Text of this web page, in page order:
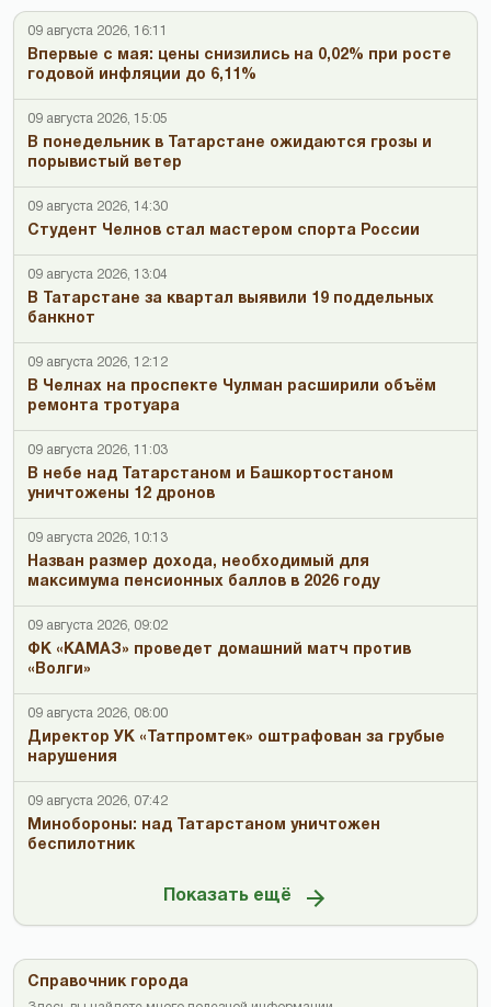
09 августа 2026, 16:11
Впервые с мая: цены снизились на 0,02% при росте
годовой инфляции до 6,11%
09 августа 2026, 15:05
В понедельник в Татарстане ожидаются грозы и
порывистый ветер
09 августа 2026, 14:30
Студент Челнов стал мастером спорта России
09 августа 2026, 13:04
В Татарстане за квартал выявили 19 поддельных
банкнот
09 августа 2026, 12:12
В Челнах на проспекте Чулман расширили объём
ремонта тротуара
09 августа 2026, 11:03
В небе над Татарстаном и Башкортостаном
уничтожены 12 дронов
09 августа 2026, 10:13
Назван размер дохода, необходимый для
максимума пенсионных баллов в 2026 году
09 августа 2026, 09:02
ФК «КАМАЗ» проведет домашний матч против
«Волги»
09 августа 2026, 08:00
Директор УК «Татпромтек» оштрафован за грубые
нарушения
09 августа 2026, 07:42
Минобороны: над Татарстаном уничтожен
беспилотник
Показать ещё
Справочник города